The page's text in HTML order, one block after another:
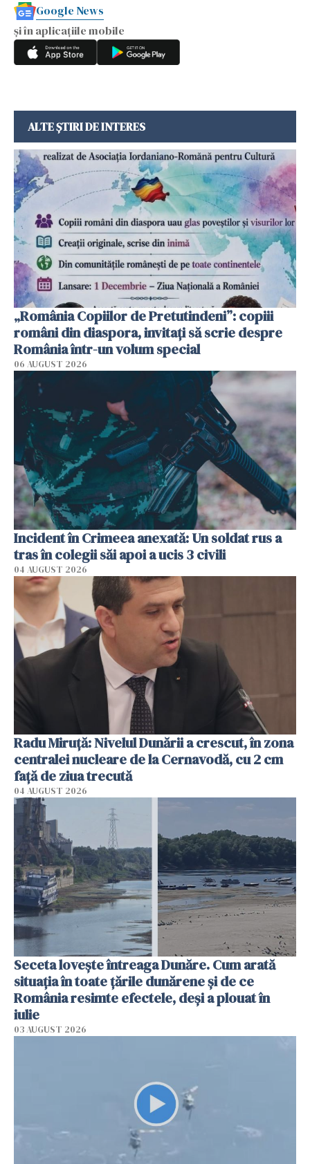
Google News
și în aplicațiile mobile
ALTE ȘTIRI DE INTERES
„România Copiilor de Pretutindeni”: copiii
români din diaspora, invitați să scrie despre
România într-un volum special
06 AUGUST 2026
Incident în Crimeea anexată: Un soldat rus a
tras în colegii săi apoi a ucis 3 civili
04 AUGUST 2026
Radu Miruţă: Nivelul Dunării a crescut, în zona
centralei nucleare de la Cernavodă, cu 2 cm
faţă de ziua trecută
04 AUGUST 2026
Seceta lovește întreaga Dunăre. Cum arată
situația în toate țările dunărene și de ce
România resimte efectele, deși a plouat în
iulie
03 AUGUST 2026